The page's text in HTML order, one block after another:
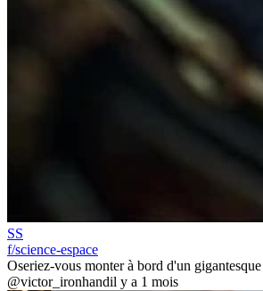
SS
f/science-espace
Oseriez-vous monter à bord d'un
@victor_ironhandil y a 1 mois